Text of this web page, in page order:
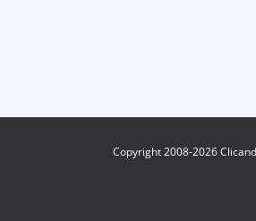
Copyright 2008-2026